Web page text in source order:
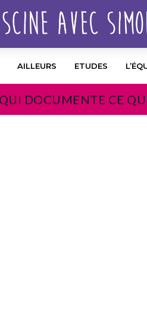
AILLEURS ETUDES
DOCUMENTE CE